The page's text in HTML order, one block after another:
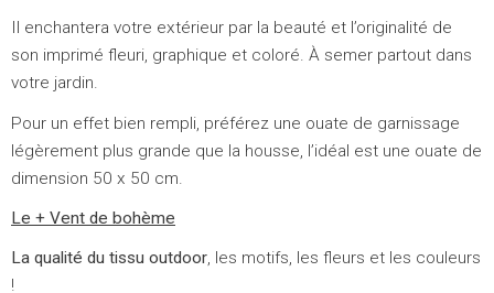
Il enchantera votre extérieur par la beauté et l’originalité de
son imprimé fleuri, graphique et coloré. À semer partout dans
votre jardin.
Pour un effet bien rempli, préférez une ouate de garnissage
légèrement plus grande que la housse, l’idéal est une ouate de
dimension 50 x 50 cm.
Le + Vent de bohème
La qualité du tissu outdoor, les motifs, les fleurs et les couleurs
!